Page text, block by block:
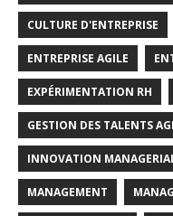
CULTURE D'ENTREPRISE
ENTREPRISE AGILE
EXPÉRIMENTATION RH
GESTION DES TALENTS
INNOVATION
MANAGEMENT